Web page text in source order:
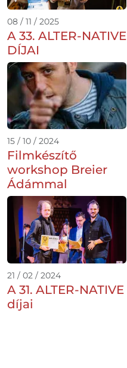
08 / 11 / 2025
A 33. ALTER-NATIVE
DÍJAI
15 / 10 / 2024
Filmkészítő
workshop Breier
Ádámmal
21 / 02 / 2024
A 31. ALTER-NATIVE
díjai